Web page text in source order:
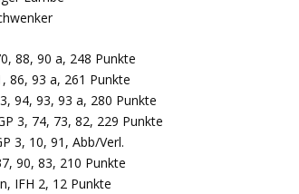
88, 90 a, 248 Punkte
86, 93 a, 261 Punkte
94, 93, 93 a, 280 Punkte
3, 74, 73, 82, 229 Punkte
3, 10, 91, Abb/Verl.
90, 83, 210 Punkte
IFH 2, 12 Punkte